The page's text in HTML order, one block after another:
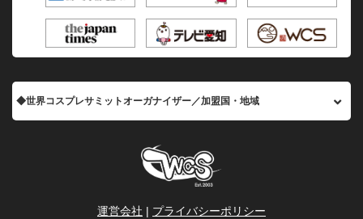
◆世界コスプレサミットオーガナイザー／加盟国・地域
運営会社 | プライバシーポリシー